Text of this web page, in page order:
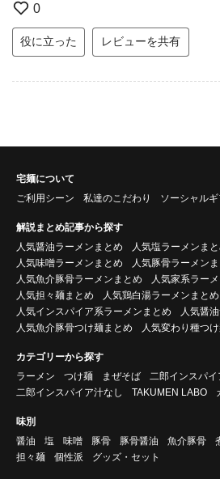
0
役に立った レビューを共有
宅麺について
ご利用シーン
私達のこだわり ソーシャルギ
解説まとめ記事から探す
人気醤油ラーメンまとめ
人気塩ラーメンま
人気味噌ラーメンまとめ
人気豚骨ラーメン
人気魚介豚骨ラーメンまとめ
人気家系ラー
人気担々麺まとめ
人気鶏白湯ラーメンまとめ
人気インスパイア系ラーメンまとめ
人気醤
人気魚介豚骨つけ麺まとめ
人気変わり種つ
カテゴリーから探す
ラーメン
つけ麺 まぜそば
二郎インスパイ
二郎インスパイア汁なし
TAKUMEN LABO
味別
醤油
塩 味噌 豚骨 豚骨醤油 魚介豚骨
担々麺
個性派 グッズ・セット